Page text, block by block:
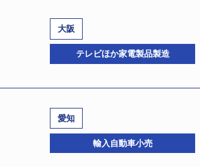
大阪
テレビほか家電製品製造
人番号：9120001110059、大阪市中央区
愛知
輸入自動車小売